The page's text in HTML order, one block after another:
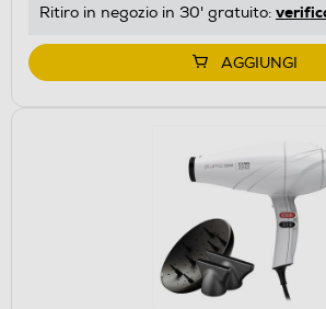
Ritiro in negozio in 30' gratuito:
AGGIUNGI